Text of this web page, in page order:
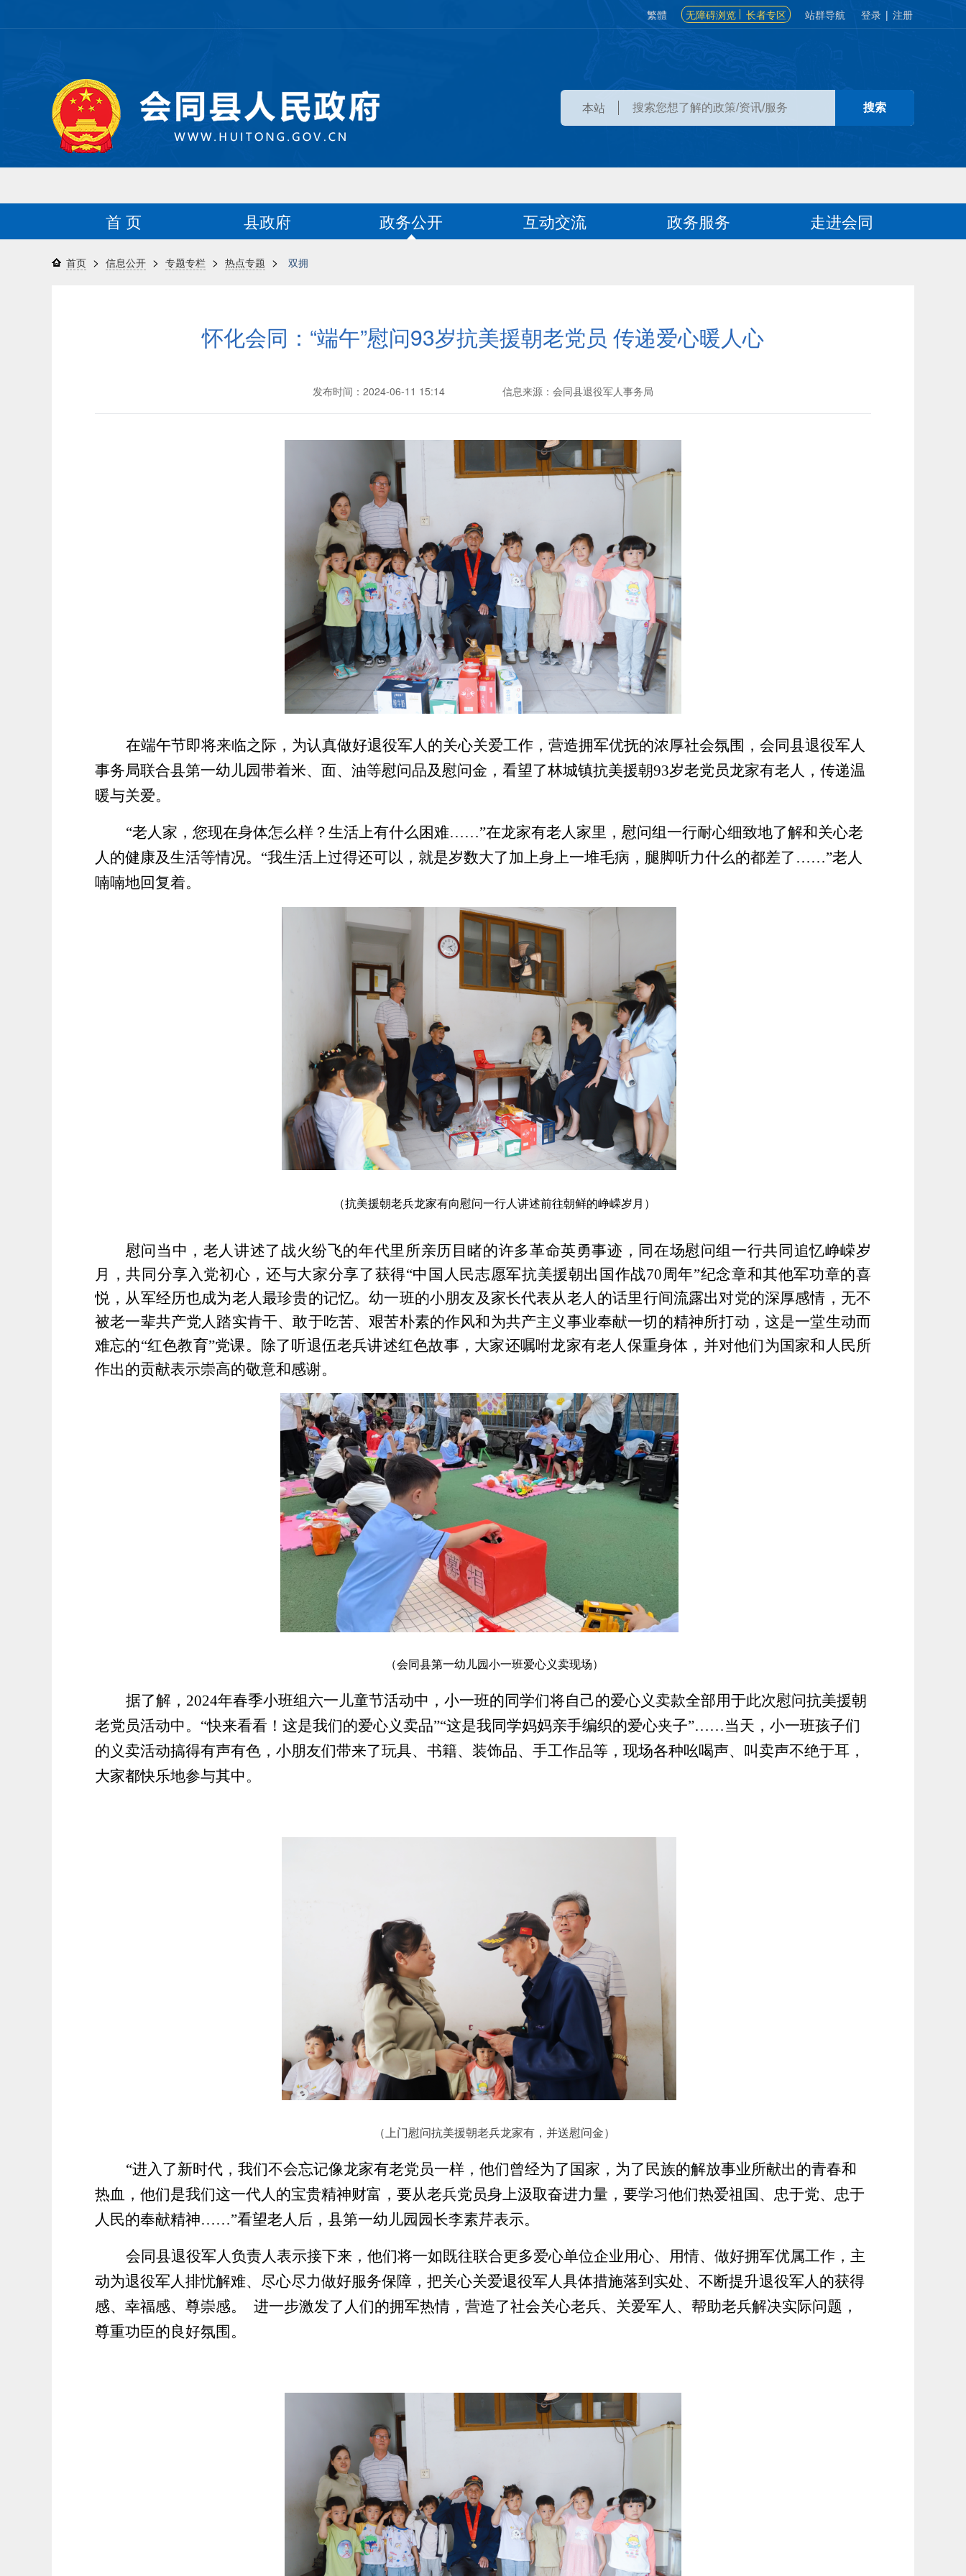
繁體 无障碍浏览 长者专区 站群导航 登录 | 注册
本站
首 页 县政府 政务公开 互动交流 政务服务 走进会同
首页 > 信息公开 > 专题专栏 > 热点专题 > 双拥
怀化会同：“端午”慰问93岁抗美援朝老党员 传递爱心暖人心
发布时间：2024-06-11 15:14 信息来源：会同县退役军人事务局
在端午节即将来临之际，为认真做好退役军人的关心关爱工作，营造拥军优抚的浓厚社会氛围，会同县退役军人
事务局联合县第一幼儿园带着米、 面、 油等慰问品及慰问金 ， 看望了林城镇抗美援朝93岁老党员龙家有老人， 传递温
暖与关爱。
“老人家，您现在身体怎么样？生活上有什么困难……”在龙家有老人家里， 慰问组一行耐心细致地了解和关心老
人的健康及生活等情况。 “我生活上过得还可以，就是岁数大了加上身上一堆毛病，腿脚听力什么的都差了……”老人
喃喃地回复着。
（抗美援朝老兵龙家有向慰问一行人讲述前往朝鲜的峥嵘岁月 ）
慰问当中，老人讲述了战火纷飞的年代里所亲历目睹的许多革命英勇事迹，同在场慰问组一行共同追忆峥嵘岁
月，共同分享入党初心 ，还与大家分享了获得“中国人民志愿军抗美援朝出国作战70周年”纪念章和其他军功章的喜
悦，从军经历也成为老人最珍贵的记忆。幼一班的小朋友及家长代表从老人的话里行间流露出对党的深厚感情，无不
被老一辈共产党人踏实肯干、敢于吃苦、艰苦朴素的作风和为共产主义事业奉献一切的精神所打动，这是一堂生动而
难忘的“红色教育”党课。 除了听退伍老兵讲述红色故事，大家还嘱咐龙家有老人保重身体，并对他们为国家和人民所
作出的贡献表示崇高的敬意和感谢。
（会同县第一幼儿园小一班爱心义卖现场）
据了解， 2024年春季小班组六一儿童节活动中，小一班的同学们将自己的爱心义卖款全部用于此次慰问抗美援朝
老党员活动中。 “快来看看！这是我们的爱心义卖品”“这是我同学妈妈亲手编织的爱心夹子”……当天， 小一班孩子们
的义卖活动搞得有声有色， 小朋友们带来了玩具、 书籍、装饰品、手工作品等，现场各种吆喝声、叫卖声不绝于耳，
大家都快乐地参与其中。
（ 上门慰问抗美援朝老兵龙家有，并送慰问金）
“进入了新时代，我们不会忘记像龙家有老党员一样，他们曾经为了国家，为了民族的解放事业所献出的青春和
热血，他们是我们这一代人的宝贵精神财富 ， 要从老兵党员身上汲取奋进力量，要学习他们热爱祖国、忠于党、忠于
人民的奉献精神……”看望老人后， 县第一幼儿园园长李素芹表示。
会同县退役军人负责人表示接下来，他们将一如既往联合更多爱心单位企业用心、用情、做好拥军优属工作，主
动为退役军人排忧解难、尽心尽力做好服务保障，把关心关爱退役军人具体措施落到实处、不断提升退役军人的获得
感、幸福感、尊崇感。
进一步激发了人们的拥军热情，营造了社会关心老兵、关爱军人、帮助老兵解决实际问题，
尊重功臣的良好氛围。